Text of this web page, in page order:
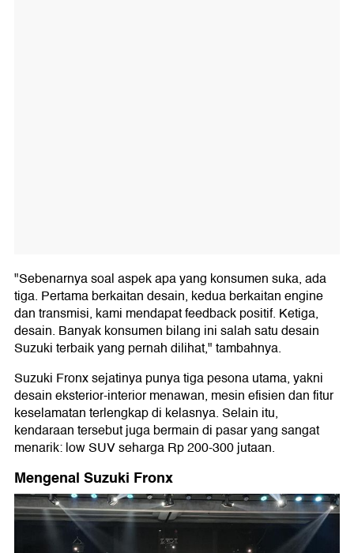
"Sebenarnya soal aspek apa yang konsumen suka, ada
tiga. Pertama berkaitan desain, kedua berkaitan engine
dan transmisi, kami mendapat feedback positif. Ketiga,
desain. Banyak konsumen bilang ini salah satu desain
Suzuki terbaik yang pernah dilihat," tambahnya.
Suzuki Fronx sejatinya punya tiga pesona utama, yakni
desain eksterior-interior menawan, mesin efisien dan fitur
keselamatan terlengkap di kelasnya. Selain itu,
kendaraan tersebut juga bermain di pasar yang sangat
menarik: low SUV seharga Rp 200-300 jutaan.
Mengenal Suzuki Fronx